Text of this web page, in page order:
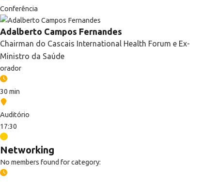
Conferência
Adalberto Campos Fernandes
Chairman do Cascais International Health Forum e Ex-
Ministro da Saúde
orador
30 min
Auditório
17:30
Networking
No members found for category: